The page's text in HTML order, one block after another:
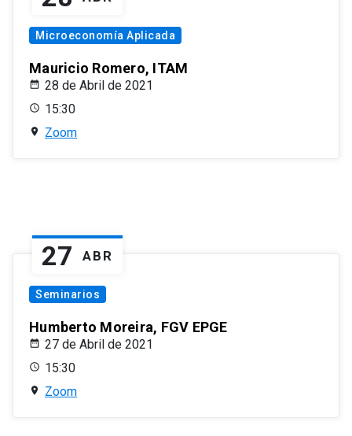
Microeconomía Aplicada
Mauricio Romero, ITAM
28 de Abril de 2021
15:30
Zoom
27 ABR
Seminarios
Humberto Moreira, FGV EPGE
27 de Abril de 2021
15:30
Zoom